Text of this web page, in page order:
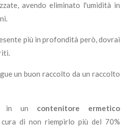
avendo eliminato l'umidità in
più in profondità però, dovrai
un buon raccolto da un raccolto
in un contenitore ermetico
di non riempirlo più del 70%